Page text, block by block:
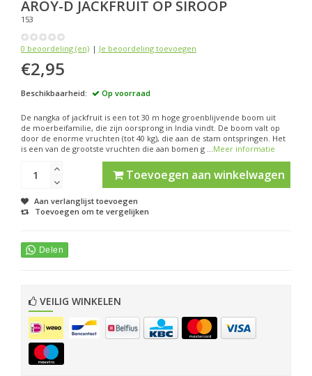
AROY-D JACKFRUIT OP SIROOP
153
0 beoordeling (en) | Je beoordeling toevoegen
€2,95
Beschikbaarheid: Op voorraad
De nangka of jackfruit is een tot 30 m hoge groenblijvende boom uit
de moerbeifamilie, die zijn oorsprong in India vindt. De boom valt op
door de enorme vruchten (tot 40 kg), die aan de stam ontspringen. Het
is een van de grootste vruchten die aan bomen g ...Meer informatie
Toevoegen aan winkelwagen
Aan verlanglijst toevoegen
Toevoegen om te vergelijken
VEILIG WINKELEN